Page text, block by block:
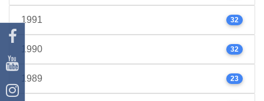
1991 32
1990 32
1989 23